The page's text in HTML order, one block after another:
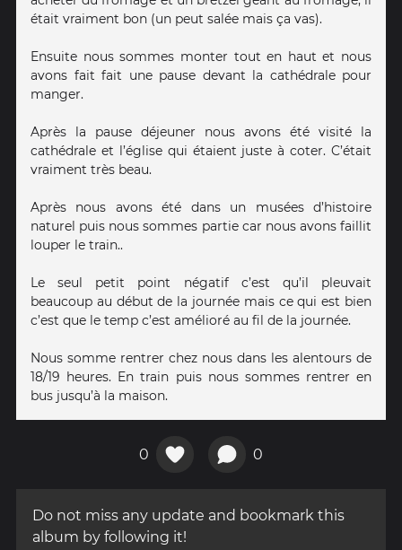
était vraiment bon (un peut salée mais ça vas).
Ensuite nous sommes monter tout en haut et nous
avons fait fait une pause devant la cathédrale pour
manger.
Après la pause déjeuner nous avons été visité la
cathédrale et l’église qui étaient juste à coter. C’était
vraiment très beau.
Après nous avons été dans un musées d’histoire
naturel puis nous sommes partie car nous avons faillit
louper le train..
Le seul petit point négatif c’est qu’il pleuvait
beaucoup au début de la journée mais ce qui est bien
c’est que le temp c’est amélioré au fil de la journée.
Nous somme rentrer chez nous dans les alentours de
18/19 heures. En train puis nous sommes rentrer en
bus jusqu’à la maison.
0 0
Do not miss any update and bookmark this
album by following it!